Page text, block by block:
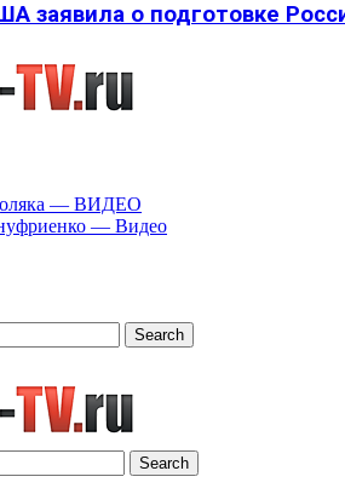
заявила о подготовке
— ВИДЕО
— Видео
Search
Search